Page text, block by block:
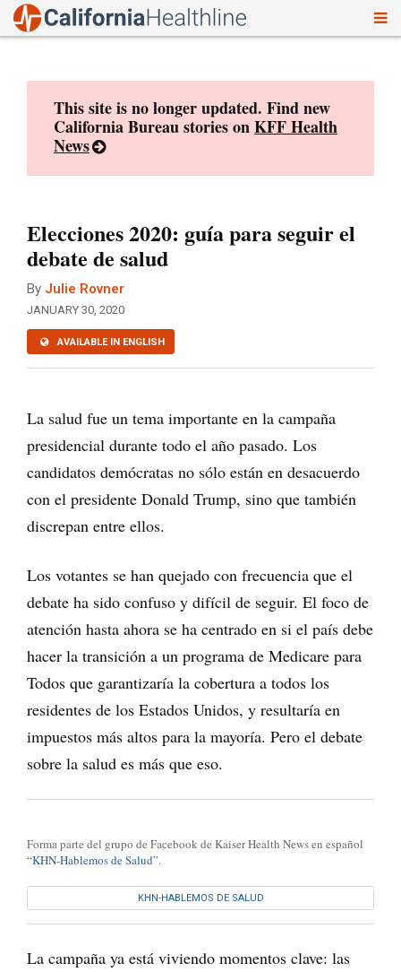
This site is no longer updated. Find new
California Bureau stories onKFF Health
News
Elecciones 2020: guía para seguir el
debate de salud
By Julie Rovner
JANUARY 30, 2020
AVAILABLE IN ENGLISH
La salud fue un tema importante en la campaña
presidencial durante todo el año pasado. Los
candidatos demócratas no sólo están en desacuerdo
con el presidente Donald Trump, sino que también
discrepan entre ellos.
Los votantes se han quejado con frecuencia que el
debate ha sido confuso y difícil de seguir. El foco de
atención hasta ahora se ha centrado en si el país debe
hacer la transición a un programa de Medicare para
Todos que garantizaría la cobertura a todos los
residentes de los Estados Unidos, y resultaría en
impuestos más altos para la mayoría. Pero el debate
sobre la salud es más que eso.
Forma parte del grupo de Facebook de Kaiser Health News en español
“KHN-Hablemos de Salud”.
KHN-HABLEMOS DE SALUD
La campaña ya está viviendo momentos clave: las